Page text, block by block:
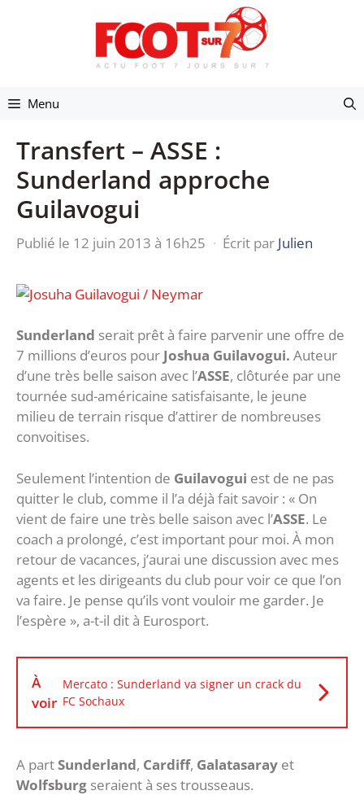
Menu
Transfert – ASSE :
Sunderland approche
Guilavogui
Publié le 12 juin 2013 à 16h25 · Écrit par Julien
Sunderland serait prêt à faire parvenir une offre de
7 millions d’euros pour Joshua Guilavogui. Auteur
d’une très belle saison avec l’ASSE, clôturée par une
tournée sud-américaine satisfaisante, le jeune
milieu de terrain risque d’attirer de nombreuses
convoitises.
Seulement l’intention de Guilavogui est de ne pas
quitter le club, comme il l’a déjà fait savoir : « On
vient de faire une très belle saison avec l’ASSE. Le
coach a prolongé, c’est important pour moi. À mon
retour de vacances, j’aurai une discussion avec mes
agents et les dirigeants du club pour voir ce que l’on
va faire. Je pense qu’ils vont vouloir me garder. Je
l’espère », a-t-il dit à Eurosport.
À
voir
Mercato : Sunderland va signer un crack du
FC Sochaux
A partSunderland, Cardiff, Galatasaray et
Wolfsburg seraient à ses trousseaus.